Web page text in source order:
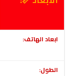
ابعاد الهاتف:
الطول: